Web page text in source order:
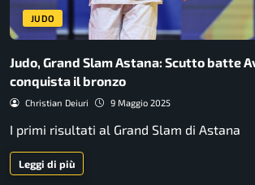
JUDO
Judo, Grand Slam Astana: Scutto batte
conquista il bronzo
Christian Deiuri 9 Maggio 2025
I primi risultati al Grand Slam di Astana
Leggi di più